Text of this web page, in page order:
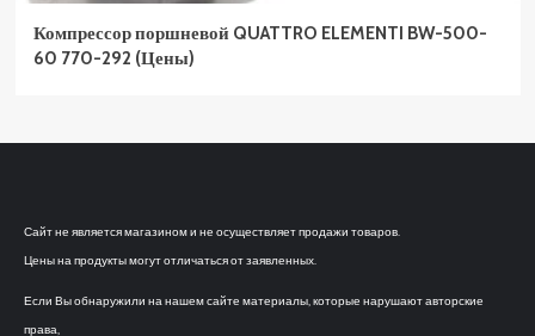
Компрессор поршневой QUATTRO ELEMENTI BW-500-
60 770-292 (Цены)
Сайт не является магазином и не осуществляет продажи товаров.
Цены на продукты могут отличаться от заявленных.
Если Вы обнаружили на нашем сайте материалы, которые нарушают авторские
права,